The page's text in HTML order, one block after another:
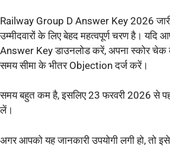
Railway Group D Answer Key 2026
उम्मीदवारों के लिए बेहद महत्वपूर्ण चरण है। यदि
Answer Key डाउनलोड करें, अपना स्कोर चेक
समय सीमा के भीतर Objection दर्ज करें।
समय बहुत कम है, इसलिए 23 फरवरी 2026 से
लें।
अगर आपको यह जानकारी उपयोगी लगी हो, तो